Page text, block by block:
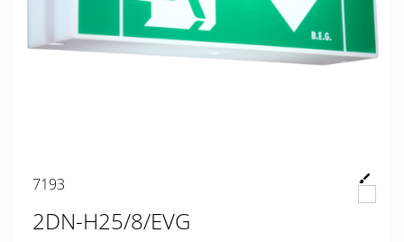
7193
2DN-H25/8/EVG